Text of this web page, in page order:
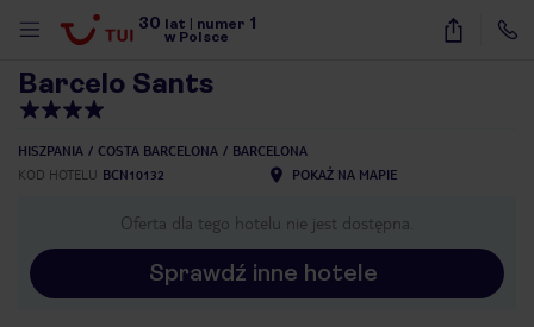
30 lat numer 1
w Polsce
40
Barcelo Sants
HISZPANIA COSTA BARCELONA
BARCELONA
KOD HOTELU BCN10132 POKAŻ NA MAPIE
Oferta dla tego hotelu nie jest dostępna.
Sprawdź inne hotele